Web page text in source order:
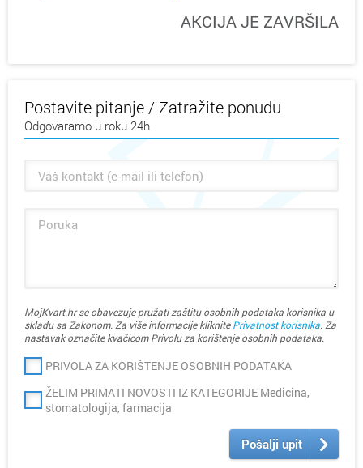
AKCIJA JE ZAVRŠILA
Postavite pitanje / Zatražite ponudu
Odgovaramo u roku 24h
MojKvart.hr se obavezuje pružati zaštitu osobnih podataka korisnika u
skladu sa Zakonom. Za više informacije kliknitePrivatnost korisnika. Za
nastavak označite kvačicom Privolu za korištenje osobnih podataka.
PRIVOLA ZA KORIŠTENJE OSOBNIH PODATAKA
ŽELIM PRIMATI NOVOSTI IZ KATEGORIJE Medicina,
stomatologija, farmacija
Pošalji upit